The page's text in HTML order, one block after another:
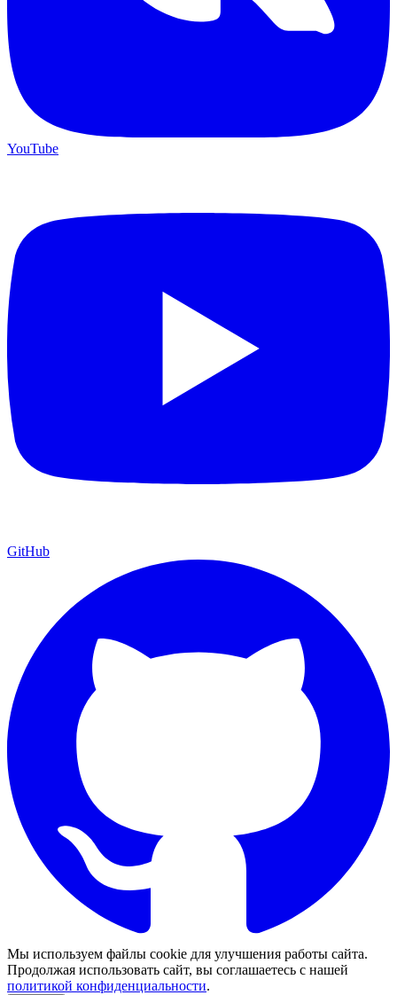
YouTube
GitHub
Мы используем файлы cookie для улучшения работы сайта.
Продолжая использовать сайт, вы соглашаетесь с нашей
политикой конфиденциальности.